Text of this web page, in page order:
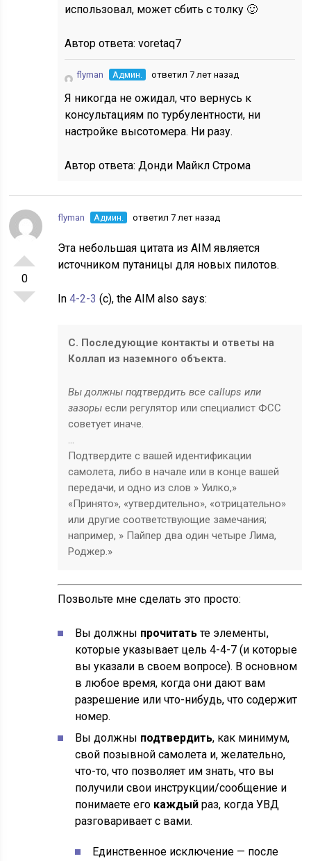
использовал, может сбить с толку 🙂
Автор ответа:voretaq7
flyman Админ. ответил 7 лет назад
Я никогда не ожидал, что вернусь к
консультациям по турбулентности, ни
настройке высотомера. Ни разу.
Автор ответа:Донди Майкл Строма
0
flyman Админ. ответил 7 лет назад
Эта небольшая цитата из AIM является
источником путаницы для новых пилотов.
In4-2-3 (c), the AIM also says:
С. Последующие контакты и ответы на
Коллап из наземного объекта.
Вы должны подтвердить все callups или
зазорыесли регулятор или специалист ФСС
советует иначе.
…
Подтвердите с вашей идентификации
самолета, либо в начале или в конце вашей
передачи, и одно из слов » Уилко,»
«Принято», «утвердительно», «отрицательно»
или другие соответствующие замечания;
например, » Пайпер два один четыре Лима,
Роджер.»
Позвольте мне сделать это просто:
Вы должны прочитатьте элементы,
которые указывает цель 4-4-7 (и которые
вы указали в своем вопросе). В основном
в любое время, когда они дают вам
разрешение или что-нибудь, что содержит
номер.
Вы должны подтвердить, как минимум,
свой позывной самолета и, желательно,
что-то, что позволяет им знать, что вы
получили свои инструкции/сообщение и
понимаете его каждыйраз, когда УВД
разговаривает с вами.
Единственное исключение — после